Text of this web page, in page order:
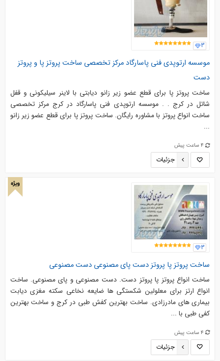
3
موسسه ارتوپدی فنی پاسارگاد مرکز تخصصی ساخت پروتز پا و پروتز
دست
ساخت پروتز پا برای قطع عضو زیر زانو دیابتی با لاینر سیلیکونی و قفل
شاتل در کرج . . موسسه ارتوپدی فنی پاسارگاد در کرج مرکز تخصصی
ساخت انواع پروتز با مشاوره رایگان. ساخت پروتز پا برای قطع عضو زیر زانو
...
4 ساعت پیش
جزئیات
ویژه
3
ساخت پروتز پا پروتز دست پای مصنوعی دست مصنوعی
ساخت انواع پروتز پا پروتز دست. دست مصنوعی و پای مصنوعی. ساخت
انواع ارتز برای معلولین شکستگی ها ضایعه نخاعی سکته مغزی دیابت
بیماری های مادرزادی. ساخت بهترین کفش طبی در کرج و ساخت بهترین
کفی طبی با ...
4 ساعت پیش
جزئیات